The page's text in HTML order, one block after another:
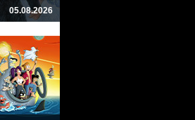
05.08.2026